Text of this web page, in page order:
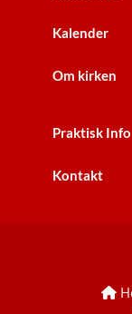
Kalender
Om kirken
Praktisk Info
Kontakt
